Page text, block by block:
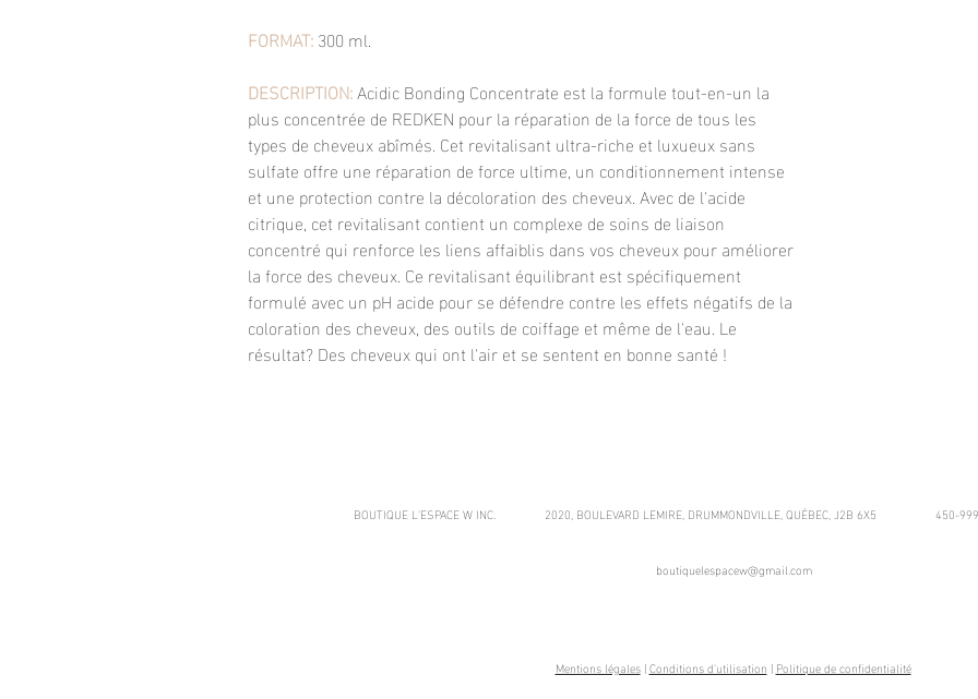
FORMAT:300 ml.
DESCRIPTION:Acidic Bonding Concentrate est la formule tout-en-un la
plus concentrée de REDKEN pour la réparation de la force de tous les
types de cheveux abîmés. Cet revitalisant ultra-riche et luxueux sans
sulfate offre une réparation de force ultime, un conditionnement intense
et une protection contre la décoloration des cheveux. Avec de l'acide
citrique, cet revitalisant contient un complexe de soins de liaison
concentré qui renforce les liens affaiblis dans vos cheveux pour améliorer
la force des cheveux. Ce revitalisant équilibrant est spécifiquement
formulé avec un pH acide pour se défendre contre les effets négatifs de la
coloration des cheveux, des outils de coiffage et même de l'eau. Le
résultat? Des cheveux qui ont l'air et se sentent en bonne santé !
BOUTIQUE L'ESPACE W INC. 2020, BOULEVARD LEMIRE, DRUMMONDVILLE, QUÉBEC, J2B 6X5 450-
boutiquelespacew@gmail.com
Mentions légales|Conditions d'utilisation | Politique de confidentialité